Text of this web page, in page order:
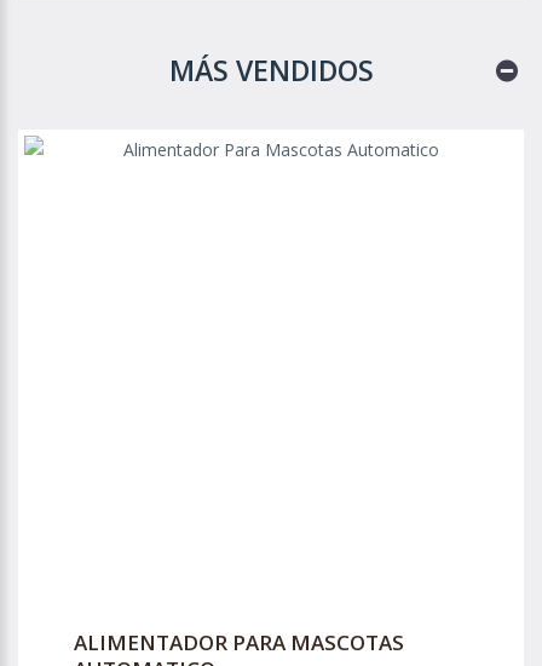
MÁS VENDIDOS
ALIMENTADOR PARA MASCOTAS